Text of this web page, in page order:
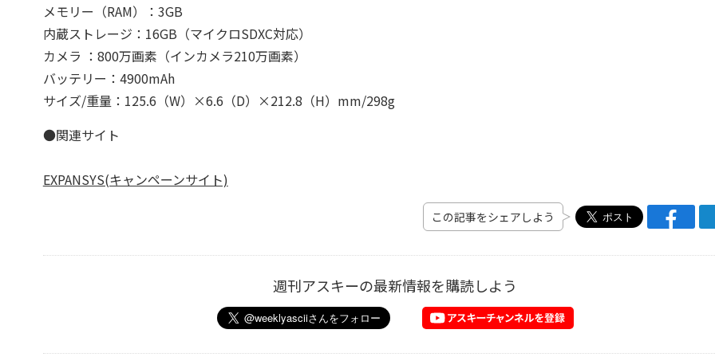
メモリー（RAM）：3GB
内蔵ストレージ：16GB（マイクロSDXC対応）
カメラ ：800万画素（インカメラ210万画素）
バッテリー：4900mAh
サイズ/重量：125.6（W）×6.6（D）×212.8（H）mm/298g
●関連サイト
EXPANSYS(キャンペーンサイト)
この記事をシェアしよう
週刊アスキーの最新情報を購読しよう